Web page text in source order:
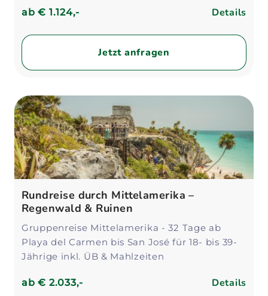
ab€ 1.124,- Details
Jetzt anfragen
Rundreise durch Mittelamerika –
Regenwald & Ruinen
Gruppenreise Mittelamerika - 32 Tage ab
Playa del Carmen bis San José für 18- bis 39-
Jährige inkl. ÜB & Mahlzeiten
ab€ 2.033,- Details